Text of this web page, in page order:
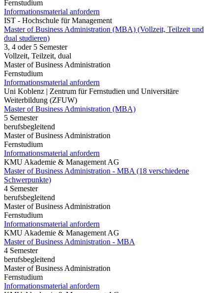
Fernstudium
Informationsmaterial anfordern
IST - Hochschule für Management
Master of Business Administration (MBA) (Vollzeit, Teilzeit und
dual studieren)
3, 4 oder 5 Semester
Vollzeit, Teilzeit, dual
Master of Business Administration
Fernstudium
Informationsmaterial anfordern
Uni Koblenz | Zentrum für Fernstudien und Universitäre
Weiterbildung (ZFUW)
Master of Business Administration (MBA)
5 Semester
berufsbegleitend
Master of Business Administration
Fernstudium
Informationsmaterial anfordern
KMU Akademie & Management AG
Master of Business Administration - MBA (18 verschiedene
Schwerpunkte)
4 Semester
berufsbegleitend
Master of Business Administration
Fernstudium
Informationsmaterial anfordern
KMU Akademie & Management AG
Master of Business Administration - MBA
4 Semester
berufsbegleitend
Master of Business Administration
Fernstudium
Informationsmaterial anfordern